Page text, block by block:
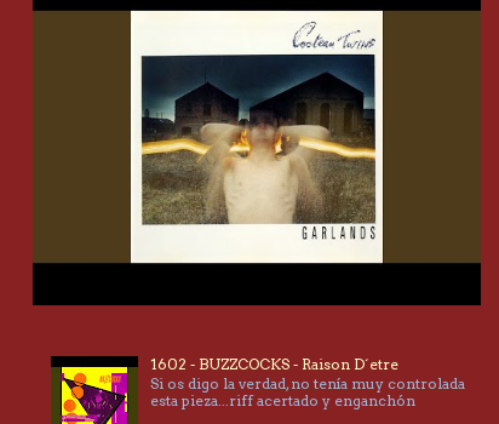
1602 - BUZZCOCKS - Raison D´etre
Si os digo la verdad, no tenía muy controlada
esta pieza...riff acertado y enganchón